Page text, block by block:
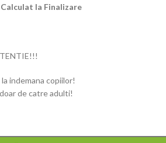
Calculat la Finalizare
indemana copiilor!
de catre adulti!